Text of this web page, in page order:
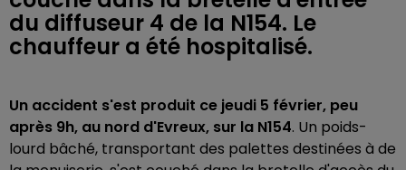
du diffuseur 4 de la N154. Le
chauffeur a été hospitalisé.
Un accident s'est produit ce jeudi 5 février, peu
après 9h, au nord d'Evreux, sur la N154. Un poids-
lourd bâché, transportant des palettes destinées à de